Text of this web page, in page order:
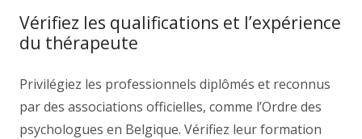
Vérifiez les qualifications et l’expérience
du thérapeute
Privilégiez les professionnels diplômés et reconnus
par des associations officielles, comme l’Ordre des
psychologues en Belgique. Vérifiez leur formation